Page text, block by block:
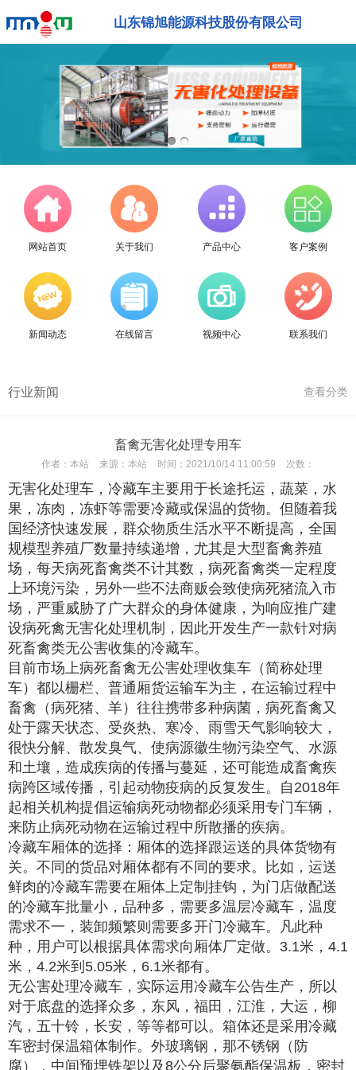
山东锦旭能源科技股份有限公司
网站首页 关于我们 产品中心 客户案例
新闻动态 在线留言 视频中心 联系我们
行业新闻 查看分类
畜禽无害化处理专用车
作者： 本站 来源： 本站 时间： 2021/10/14 11:00:59 次数：
无害化处理车，冷藏车主要用于长途托运，蔬菜，水
果，冻肉，冻虾等需要冷藏或保温的货物。但随着我
国经济快速发展，群众物质生活水平不断提高，全国
规模型养殖厂数量持续递增，尤其是大型畜禽养殖
场，每天病死畜禽类不计其数，病死畜禽类一定程度
上环境污染，另外一些不法商贩会致使病死猪流入市
场，严重威胁了广大群众的身体健康，为响应推广建
设病死禽无害化处理机制，因此开发生产一款针对病
死畜禽类无公害收集的冷藏车。
目前市场上病死畜禽无公害处理收集车（简称处理
车）都以栅栏、普通厢货运输车为主，在运输过程中
畜禽（病死猪、羊）往往携带多种病菌，病死畜禽又
处于露天状态、受炎热、寒冷、雨雪天气影响较大，
很快分解、散发臭气、使病源徽生物污染空气、水源
和土壤，造成疾病的传播与蔓延，还可能造成畜禽疾
病跨区域传播，引起动物疫病的反复发生。自2018年
起相关机构提倡运输病死动物都必须采用专门车辆，
来防止病死动物在运输过程中所散播的疾病。
冷藏车厢体的选择：厢体的选择跟运送的具体货物有
关。不同的货品对厢体都有不同的要求。比如，运送
鲜肉的冷藏车需要在厢体上定制挂钩，为门店做配送
的冷藏车批量小，品种多，需要多温层冷藏车，温度
需求不一，装卸频繁则需要多开门冷藏车。凡此种
种，用户可以根据具体需求向厢体厂定做。3.1米，4.1
米，4.2米到5.05米，6.1米都有。
无公害处理冷藏车，实际运用冷藏车公告生产，所以
对于底盘的选择众多，东风，福田，江淮，大运，柳
汽，五十铃，长安，等等都可以。箱体还是采用冷藏
车密封保温箱体制作。外玻璃钢，那不锈钢（防
腐），中间预埋铁架以及8公分后聚氨酯保温板，密封